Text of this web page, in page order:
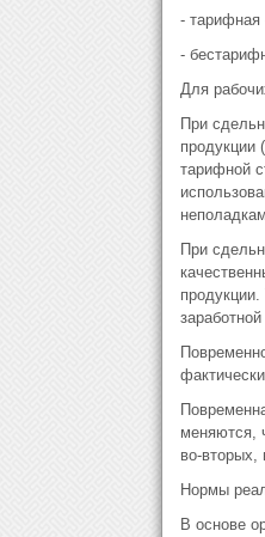
- тарифная
-
Для
При
продукции
тарифной
При
меняются,
во-вторых,
Нормы
В основе